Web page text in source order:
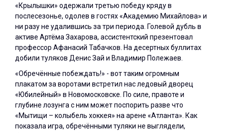
«Крылышки» одержали третью победу кряду в
послесезонье, одолев в гостях «Академию Михайлова» и
ни разу не удалившись за три периода. Голевой дубль в
активе Артёма Захарова, ассистентский презентовал
профессор Афанасий Табачков. На десертных буллитах
добили туляков Денис Зай и Владимир Полежаев.
«Обречённые побеждать!» - вот таким огромным
плакатом за воротами встретил нас ледовый дворец
«Юбилейный» в Новомосковске. По силе, правоте и
глубине лозунга с ним может поспорить разве что
«Мытищи – колыбель хоккея» на арене «Атланта». Как
показала игра, обречёнными туляки не выглядели,